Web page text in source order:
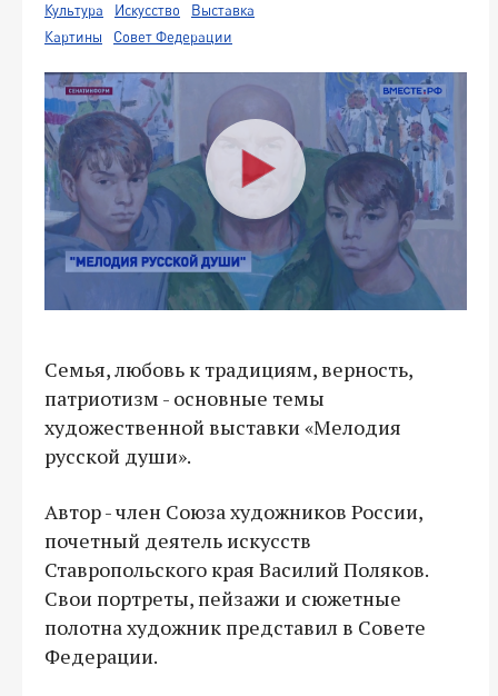
Культура Искусство
Выставка
Картины
Совет Федерации
Семья, любовь к традициям, верность,
патриотизм - основные темы
художественной выставки «Мелодия
русской души».
Автор - член Союза художников России,
почетный деятель искусств
Ставропольского края Василий Поляков.
Свои портреты, пейзажи и сюжетные
полотна художник представил в Совете
Федерации.